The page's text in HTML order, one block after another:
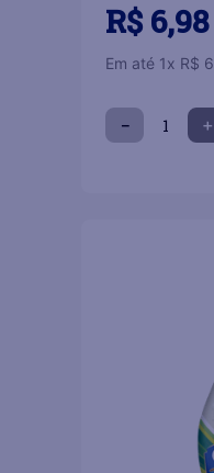
R$ 6,98
Em até 1x R$ 6
＋
－